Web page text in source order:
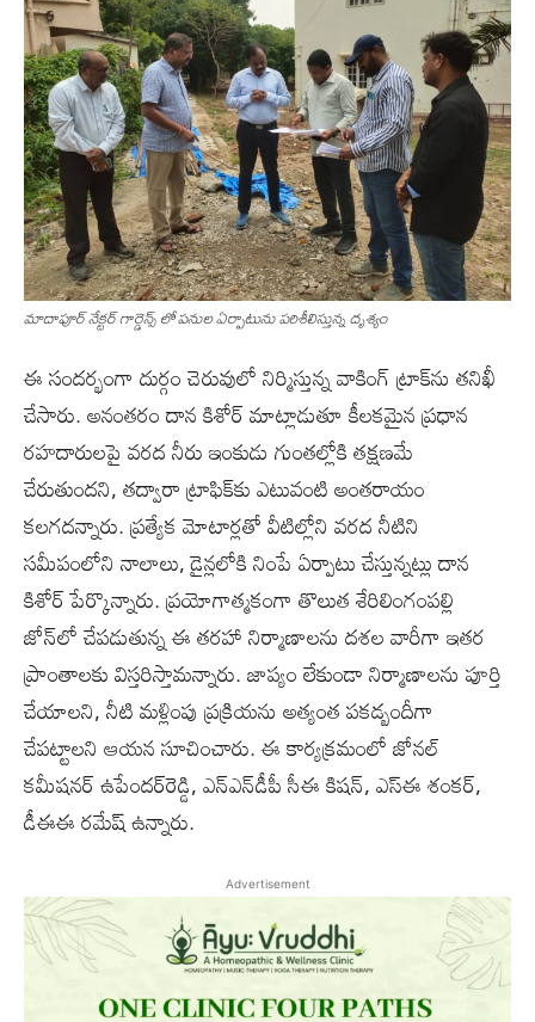
మాదాపూర్ నేక్టర్ గార్డెన్స్ లో పనుల ఏర్పాటును పరిశీలిస్తున్న దృశ్యం
ఈ సందర్భంగా దుర్గం చెరువులో నిర్మిస్తున్న వాకింగ్‌ ట్రాక్‌ను తనిఖీ
చేసారు. అనంతరం దాన కిశోర్‌ మాట్లాడుతూ కీలకమైన ప్రధాన
రహదారులపై వరద నీరు ఇంకుడు గుంతల్లోకి తక్షణమే
చేరుతుందని, తద్వారా ట్రాఫిక్‌కు ఎటువంటి అంతరాయం
కలగదన్నారు. ప్రత్యేక మోటార్లతో వీటిల్లోని వరద నీటిని
సమీపంలోని నాలాలు, డైన్లలోకి నింపే ఏర్పాటు చేస్తున్నట్లు దాన
కిశోర్‌ పేర్కొన్నారు. ప్రయోగాత్మకంగా తొలుత శేరిలింగంపల్లి
జోన్‌లో చేపడుతున్న ఈ తరహా నిర్మాణాలను దశల వారీగా ఇతర
ప్రాంతాలకు విస్తరిస్తామన్నారు. జాప్యం లేకుండా నిర్మాణాలను పూర్తి
చేయాలని, నీటి మళ్లింపు ప్రక్రియను అత్యంత పకడ్బందీగా
చేపట్టాలని ఆయన సూచించారు. ఈ కార్యక్రమంలో జోనల్‌
కమీషనర్‌ ఉపేందర్‌రెడ్డి, ఎన్‌ఎన్‌డీపీ సీఈ కిషన్‌, ఎస్ఈ శంకర్‌,
డీఈఈ రమేష్‌ ఉన్నారు.
Advertisement